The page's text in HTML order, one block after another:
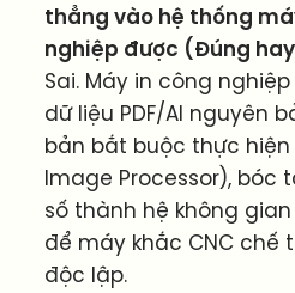
thẳng vào hệ thống
nghiệp được (Đúng
Sai. Máy in công
dữ liệu PDF/AI nguyên
bản bắt buộc thực hiện
Image Processor), bóc
số thành hệ không gian
để máy khắc CNC chế
độc lập.